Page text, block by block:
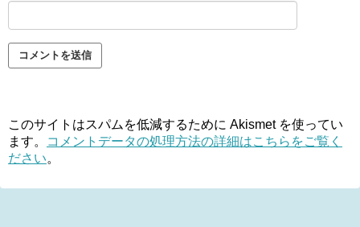
このサイトはスパムを低減するために Akismet を使ってい
ます。
コメントデータの処理方法の詳細はこちらをご覧く
ださい。